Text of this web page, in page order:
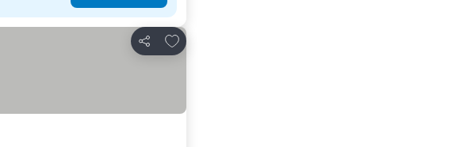
Compartir
Añadir a favoritos